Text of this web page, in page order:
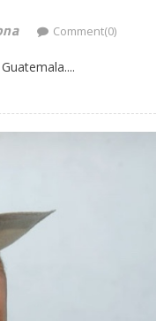
Comment(0)